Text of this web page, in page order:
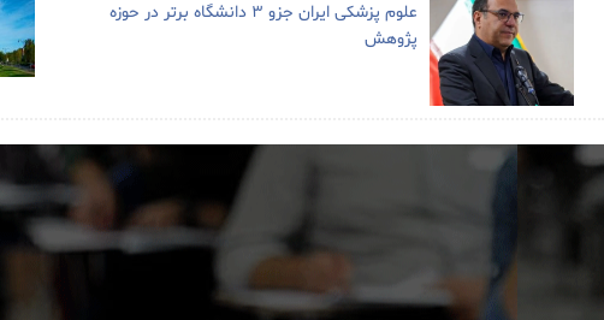
علوم پزشکی ایران جزو ۳ دانشگاه برتر در حوزه
پژوهش